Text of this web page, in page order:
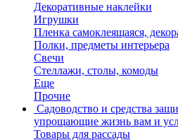
Декоративные наклейки
Игрушки
Пленка самоклеящаяся,
Полки, предметы интерьера
Свечи
Стеллажи, столы, комоды
Еще
Прочие
Садоводство и средства
упрощающие жизнь вам и
Товары для рассады